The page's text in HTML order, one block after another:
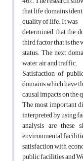
that life domains
quality of life. It was
determined that the
third factor that is the
status. The next
water, air and traffic.
Satisfaction of
domains which have
causal impacts on
The most important
interpreted by using
analysis are these
environmental
satisfaction with
public facilities and